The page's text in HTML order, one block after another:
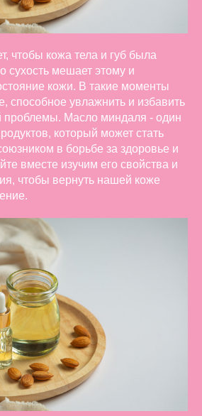
чтобы кожа тела и губ была
сухость мешает этому и
кожи. В такие моменты
способное увлажнить и избавить
проблемы. Масло миндаля - один
который может стать
в борьбе за здоровье и
вместе изучим его свойства и
чтобы вернуть нашей коже